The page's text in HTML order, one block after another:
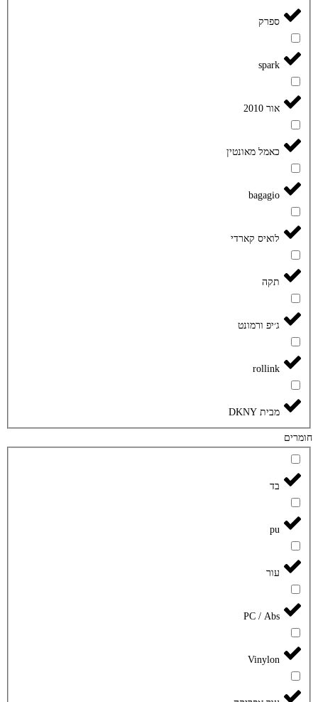
ספרק
spark
אור 2010
כאמל מאונטין
bagagio
לואיס קארדי
תקה
ג׳יפ ורמונט
rollink
מבית DKNY
חומרים
בד
pu
עור
PC / Abs
Vinylon